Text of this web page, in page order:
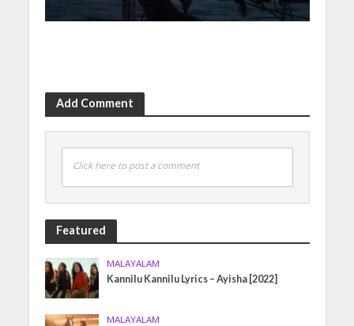
Add Comment
Click here to post a comment
Featured
MALAYALAM
Kannilu Kannilu Lyrics – Ayisha [2022]
MALAYALAM